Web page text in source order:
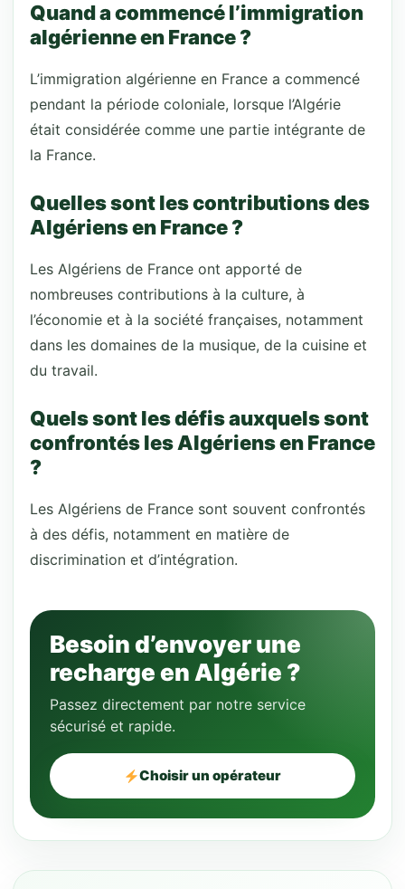
Quand a commencé l’immigration
algérienne en France ?
L’immigration algérienne en France a commencé
pendant la période coloniale, lorsque l’Algérie
était considérée comme une partie intégrante de
la France.
Quelles sont les contributions des
Algériens en France ?
Les Algériens de France ont apporté de
nombreuses contributions à la culture, à
l’économie et à la société françaises, notamment
dans les domaines de la musique, de la cuisine et
du travail.
Quels sont les défis auxquels sont
confrontés les Algériens en France
?
Les Algériens de France sont souvent confrontés
à des défis, notamment en matière de
discrimination et d’intégration.
Besoin d’envoyer une
recharge en Algérie ?
Passez directement par notre service
sécurisé et rapide.
Choisir un opérateur